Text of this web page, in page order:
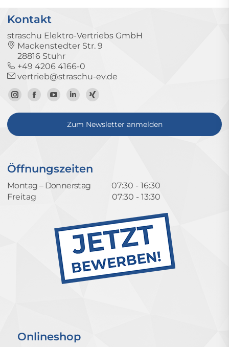
Kontakt
straschu Elektro-Vertriebs GmbH
Mackenstedter Str. 9
28816 Stuhr
+49 4206 4166-0
vertrieb@straschu-ev.de
Zum
Instagram-
Zur
Facebook-
Zum
YouTube-
Kanal
Zum
LinkedIn-
Profil
Zum
Xing-
Profil
Zum Newsletter anmelden
Öffnungszeiten
Montag – Donnerstag
07:30 - 16:30
Freitag
07:30 - 13:30
Onlineshop